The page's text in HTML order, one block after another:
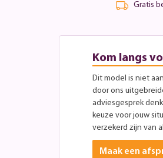
Gratis
Kom langs
Dit model is niet
door ons
adviesgesprek
keuze voor jouw
verzekerd zijn van
Maak een